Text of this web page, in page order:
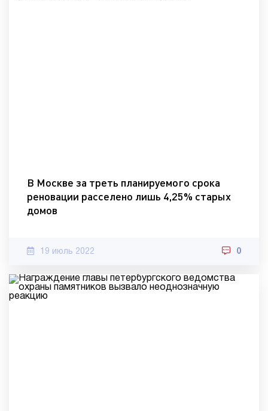
В Москве за треть планируемого срока
реновации расселено лишь 4,25% старых
домов
19 июль 2022 0